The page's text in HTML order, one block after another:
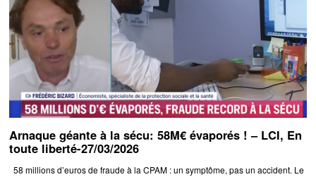
Arnaque géante à la sécu: 58M€ évaporés ! – LCI, En
toute liberté-27/03/2026
58 millions d’euros de fraude à la CPAM : un symptôme, pas un accident. Le